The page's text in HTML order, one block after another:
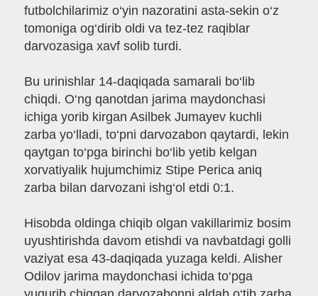
futbolchilarimiz o‘yin nazoratini asta-sekin o‘z
tomoniga og‘dirib oldi va tez-tez raqiblar
darvozasiga xavf solib turdi.
Bu urinishlar 14-daqiqada samarali bo‘lib
chiqdi. O‘ng qanotdan jarima maydonchasi
ichiga yorib kirgan Asilbek Jumayev kuchli
zarba yo‘lladi, to‘pni darvozabon qaytardi, lekin
qaytgan to‘pga birinchi bo‘lib yetib kelgan
xorvatiyalik hujumchimiz Stipe Perica aniq
zarba bilan darvozani ishg‘ol etdi 0:1.
Hisobda oldinga chiqib olgan vakillarimiz bosim
uyushtirishda davom etishdi va navbatdagi golli
vaziyat esa 43-daqiqada yuzaga keldi. Alisher
Odilov jarima maydonchasi ichida to‘pga